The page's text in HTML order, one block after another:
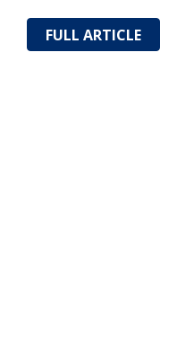
FULL ARTICLE